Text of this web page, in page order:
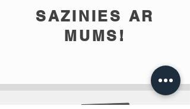
SAZINIES AR
MUMS!